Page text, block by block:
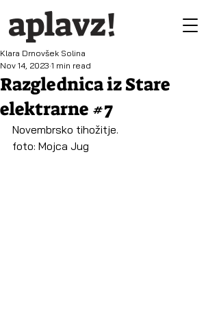
aplavz!
Razglednica iz Stare
elektrarne #7
Klara Drnovšek Solina
Nov 14, 2023 1 min read
Novembrsko tihožitje.
foto: Mojca Jug